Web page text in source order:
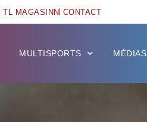
TL MAGASINN CONTACT
MULTISPORTS MÉDIAS